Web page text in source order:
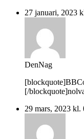
27 januari, 2023
DenNag
[/
29 mars, 2023 kl.